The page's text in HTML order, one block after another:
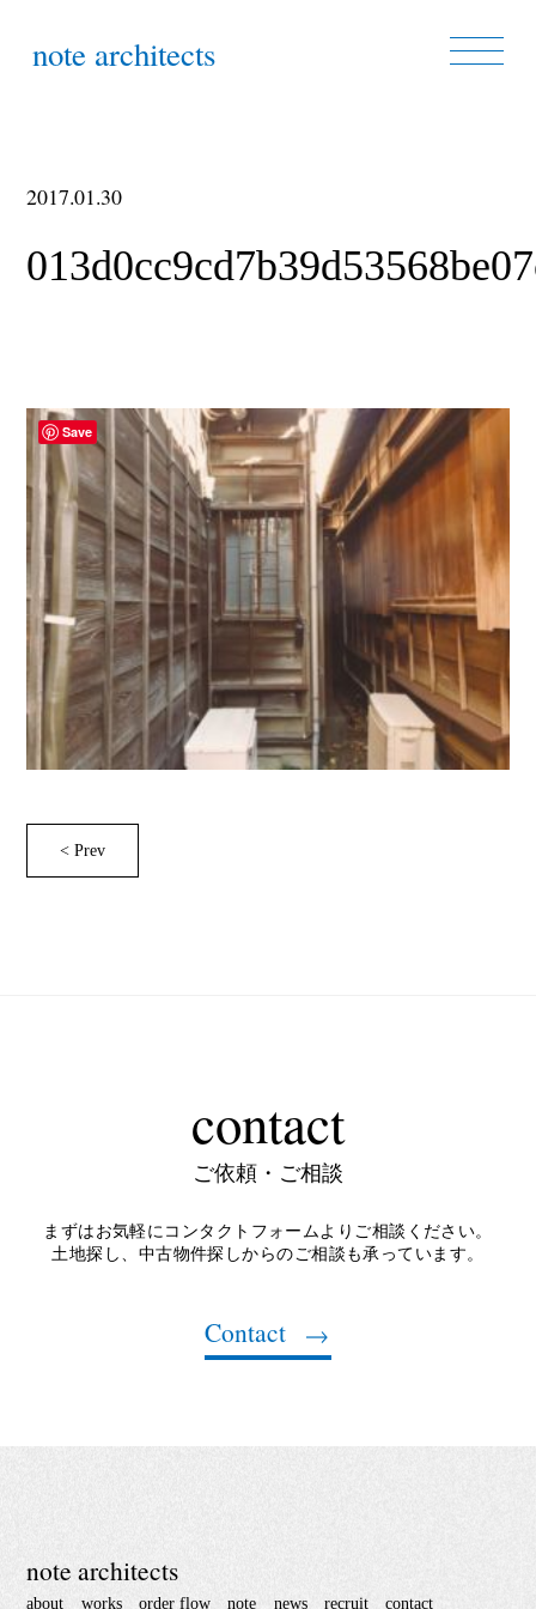
note architects
2017.01.30
< Prev
contact
ご依頼・ご相談
まずはお気軽にコンタクトフォームよりご相談ください。
土地探し、中古物件探しからのご相談も承っています。
Contact
note architects
about works order flow note news recruit contact
Save